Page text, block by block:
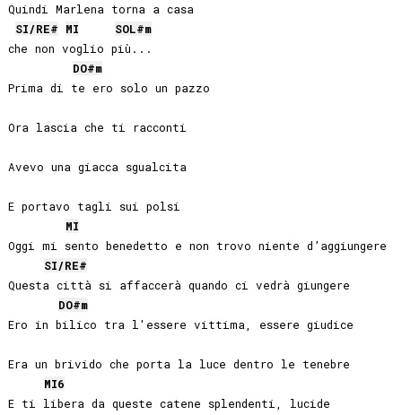
Quindi Marlena torna a casa
SI/RE# MI SOL#m
che non voglio più...
DO#m
Prima di te ero solo un pazzo
Ora lascia che ti racconti
Avevo una giacca sgualcita
E portavo tagli sui polsi
MI
Oggi mi sento benedetto e non trovo niente d’aggiungere
SI/RE#
Questa città si affaccerà quando ci vedrà giungere
DO#m
Ero in bilico tra l'essere vittima, essere giudice
Era un brivido che porta la luce dentro le tenebre
MI6
E ti libera da queste catene splendenti, lucide